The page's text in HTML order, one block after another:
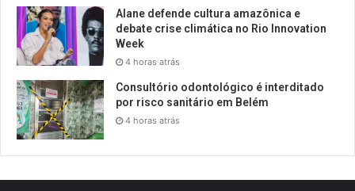
Alane defende cultura amazônica e
debate crise climática no Rio Innovation
Week
4 horas atrás
Consultório odontológico é interditado
por risco sanitário em Belém
4 horas atrás